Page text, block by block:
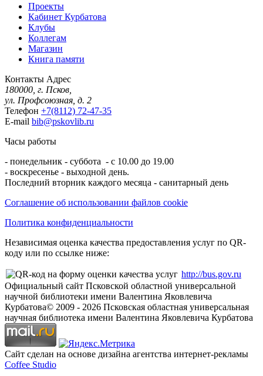
Проекты
Кабинет Курбатова
Клубы
Коллегам
Магазин
Книга памяти
Контакты Адрес
180000, г. Псков,
ул. Профсоюзная, д. 2
Телефон +7(8112) 72-47-35
E-mail bib@pskovlib.ru
Часы работы
- понедельник - суббота - с 10.00 до 19.00
- воскресенье - выходной день.
Последний вторник каждого месяца - санитарный день
Соглашение об использовании файлов cookie
Политика конфиденциальности
Независимая оценка качества предоставления услуг по QR-
коду или по ссылке ниже:
http://bus.gov.ru
Официальный сайт Псковской областной универсальной
научной библиотеки имени Валентина Яковлевича
Курбатова© 2009 - 2026 Псковская областная универсальная
научная библиотека имени Валентина Яковлевича Курбатова
Сайт сделан на основе дизайна агентства интернет-рекламы
Coffee Studio